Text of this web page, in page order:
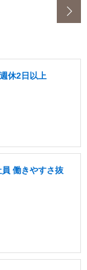
休2日以上
働きやすさ抜